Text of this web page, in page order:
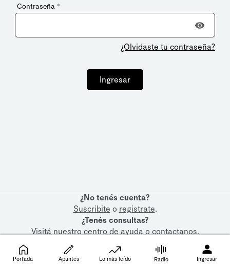
Contraseña *
¿Olvidaste tu contraseña?
Ingresar
¿No tenés cuenta?
Suscribite o registrate.
¿Tenés consultas?
Visitá nuestrocentro de ayudaocontactanos.
Portada Apuntes Lo más leído Radio Ingresar